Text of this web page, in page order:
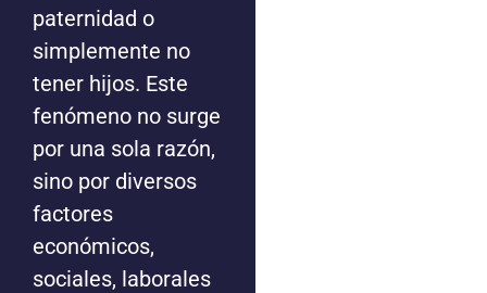
paternidad o
simplemente no
tener hijos. Este
fenómeno no surge
por una sola razón,
sino por diversos
factores
económicos,
sociales, laborales